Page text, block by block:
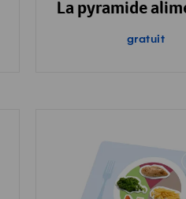
La pyramide
gratuit